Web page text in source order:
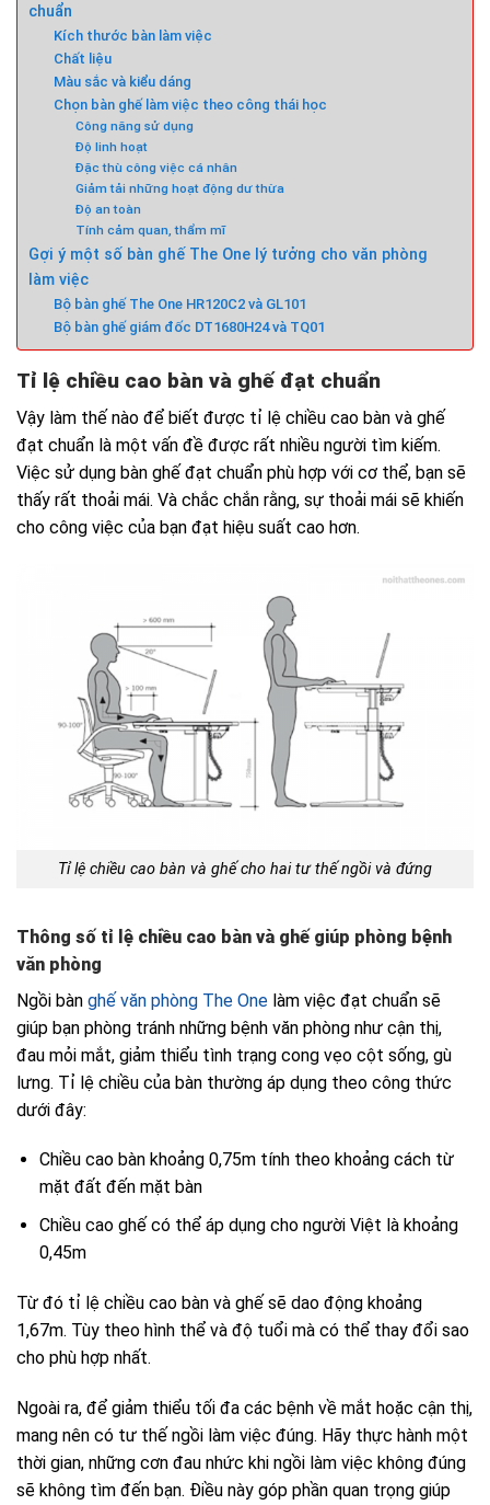
chuẩn
Kích thước bàn làm việc
Chất liệu
Màu sắc và kiểu dáng
Chọn bàn ghế làm việc theo công thái học
Công năng sử dụng
Độ linh hoạt
Đặc thù công việc cá nhân
Giảm tải những hoạt động dư thừa
Độ an toàn
Tính cảm quan, thẩm mĩ
Gợi ý một số bàn ghế The One lý tưởng cho văn phòng
làm việc
Bộ bàn ghế The One HR120C2 và GL101
Bộ bàn ghế giám đốc DT1680H24 và TQ01
Tỉ lệ chiều cao bàn và ghế đạt chuẩn
Vậy làm thế nào để biết được tỉ lệ chiều cao bàn và ghế
đạt chuẩn là một vấn đề được rất nhiều người tìm kiếm.
Việc sử dụng bàn ghế đạt chuẩn phù hợp với cơ thể, bạn sẽ
thấy rất thoải mái. Và chắc chắn rằng, sự thoải mái sẽ khiến
cho công việc của bạn đạt hiệu suất cao hơn.
Tỉ lệ chiều cao bàn và ghế cho hai tư thế ngồi và đứng
Thông số tỉ lệ chiều cao bàn và ghế giúp phòng bệnh
văn phòng
Ngồi bàn ghế văn phòng The One làm việc đạt chuẩn sẽ
giúp bạn phòng tránh những bệnh văn phòng như cận thị,
đau mỏi mắt, giảm thiểu tình trạng cong vẹo cột sống, gù
lưng. Tỉ lệ chiều của bàn thường áp dụng theo công thức
dưới đây:
Chiều cao bàn khoảng 0,75m tính theo khoảng cách từ
mặt đất đến mặt bàn
Chiều cao ghế có thể áp dụng cho người Việt là khoảng
0,45m
Từ đó tỉ lệ chiều cao bàn và ghế sẽ dao động khoảng
1,67m. Tùy theo hình thể và độ tuổi mà có thể thay đổi sao
cho phù hợp nhất.
Ngoài ra, để giảm thiểu tối đa các bệnh về mắt hoặc cận thị,
mang nên có tư thế ngồi làm việc đúng. Hãy thực hành một
thời gian, những cơn đau nhức khi ngồi làm việc không đúng
sẽ không tìm đến bạn. Điều này góp phần quan trọng giúp